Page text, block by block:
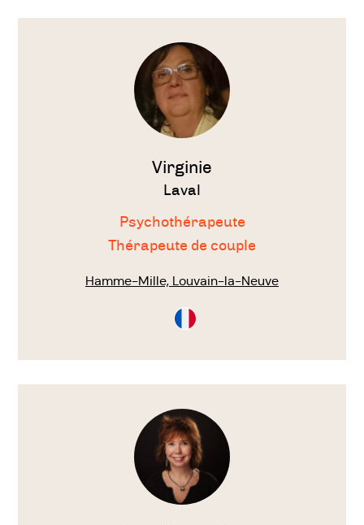
Voir
Virginie
Laval
Psychothérapeute
Thérapeute de couple
Hamme-Mille, Louvain-la-Neuve
Consultation
en
Voir